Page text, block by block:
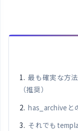
最も確実な方
（推奨）
has_archiveと
それでも